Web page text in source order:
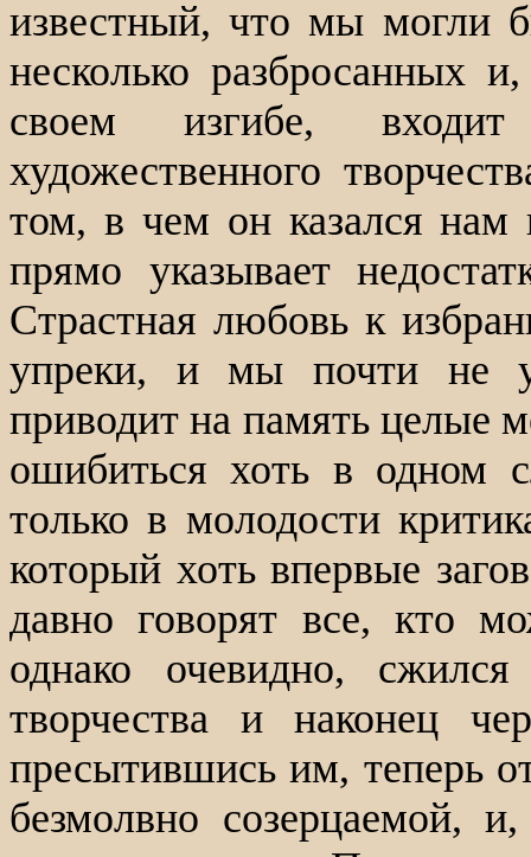
известный, что мы могли
несколько разбросанных
своем изгибе,
художественного
том, в чем он казался нам
прямо указывает
Страстная любовь к
упреки, и мы почти не
приводит на память целые
ошибиться хоть в одном
только в молодости
который хоть впервые
давно говорят все, кто
однако очевидно,
творчества и наконец
пресытившись им, теперь
безмолвно созерцаемой,